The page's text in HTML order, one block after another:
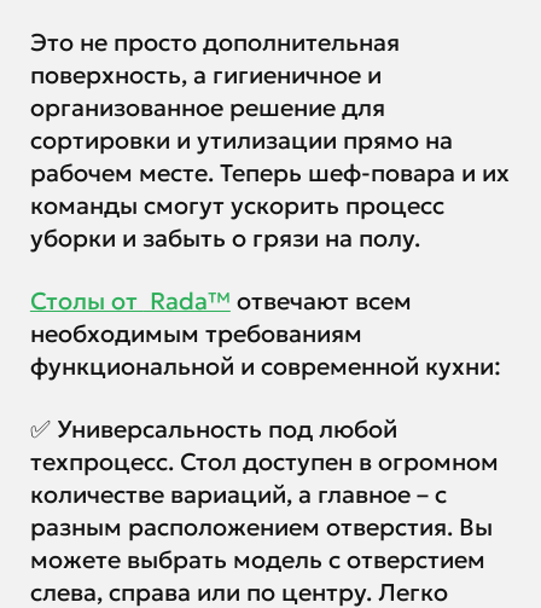
Это не просто дополнительная
поверхность, а гигиеничное и
организованное решение для
сортировки и утилизации прямо на
рабочем месте. Теперь шеф-повара и их
команды смогут ускорить процесс
уборки и забыть о грязи на полу.
Столы от Rada™ отвечают всем
необходимым требованиям
функциональной и современной кухни:
✅ Универсальность под любой
техпроцесс. Стол доступен в огромном
количестве вариаций, а главное – с
разным расположением отверстия. Вы
можете выбрать модель с отверстием
слева, справа или по центру. Легко